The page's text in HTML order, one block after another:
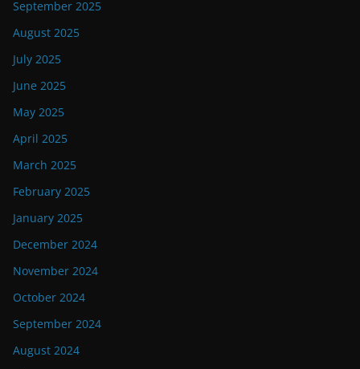
September 2025
August 2025
July 2025
June 2025
May 2025
April 2025
March 2025
February 2025
January 2025
December 2024
November 2024
October 2024
September 2024
August 2024